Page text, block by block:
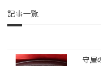
記事一覧
守屋